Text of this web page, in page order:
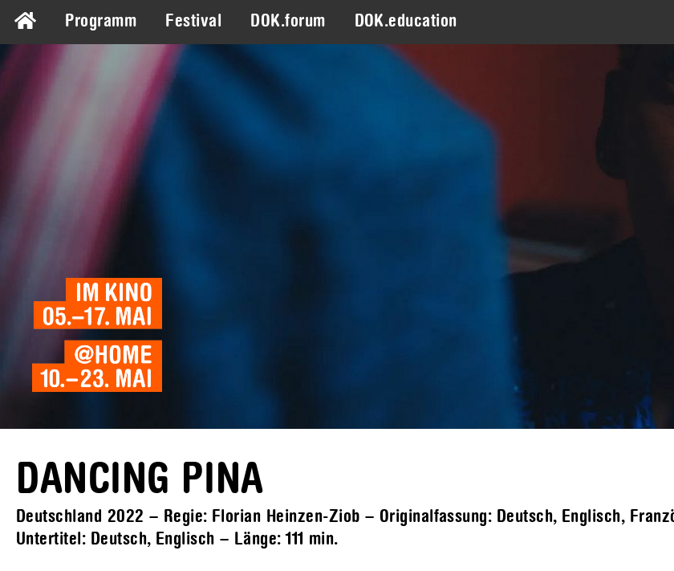
Programm Festival DOK.forum DOK.education
DANCING PINA
Deutschland 2022 – Regie: Florian Heinzen-Ziob – Originalfassung: Deutsch, Englisch,
Untertitel: Deutsch, Englisch – Länge:111 min.